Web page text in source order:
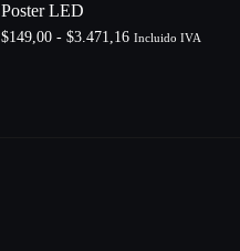
Poster LED
$149,00 - $3.471,16 Incluido IVA